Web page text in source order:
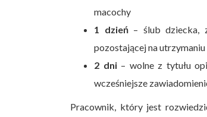
macochy
1 dzień– ślub dziecka,
pozostającej na
2 dni– wolne z tytułu
wcześniejsze
Pracownik, który jest